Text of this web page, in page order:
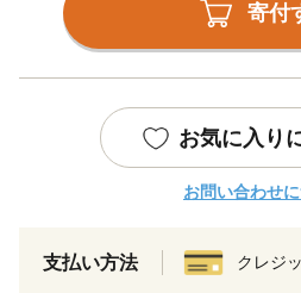
寄付
お気に入り
お問い合わせ
支払い方法 クレジ